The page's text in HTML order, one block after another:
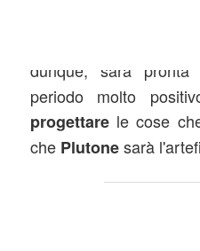
dunque, sarà
periodo molto
progettarele cose
che Plutonesarà